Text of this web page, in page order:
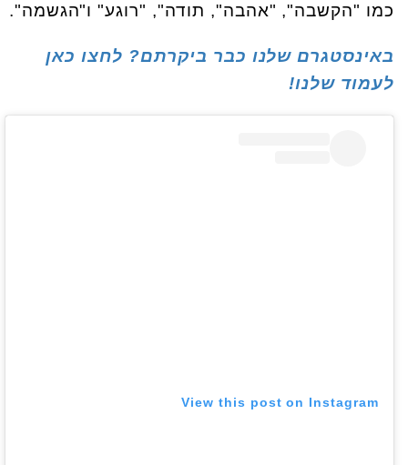
כמו "הקשבה", "אהבה", תודה", "רוגע" ו"הגשמה".
באינסטגרם שלנו כבר ביקרתם? לחצו כאן
לעמוד שלנו!
View this post on Instagram